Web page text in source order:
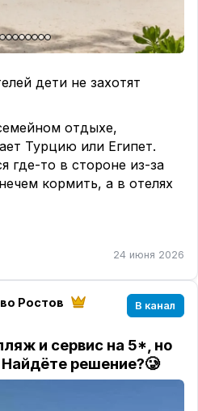
дети не захотят
отдыхе,
Турцию или Египет.
где-то в стороне из-за
кормить, а в отелях
мы сейчас активно
Листайте слайды ➡️
24 июня 2026
Ростов В канал
и сервис на 5*, но
решение?🥲